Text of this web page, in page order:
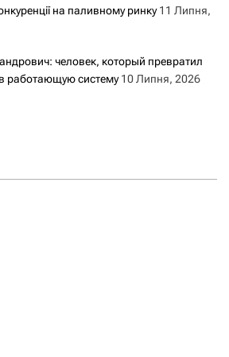
на паливному ринку 11 Липня,
человек, который превратил
работающую систему 10 Липня, 2026